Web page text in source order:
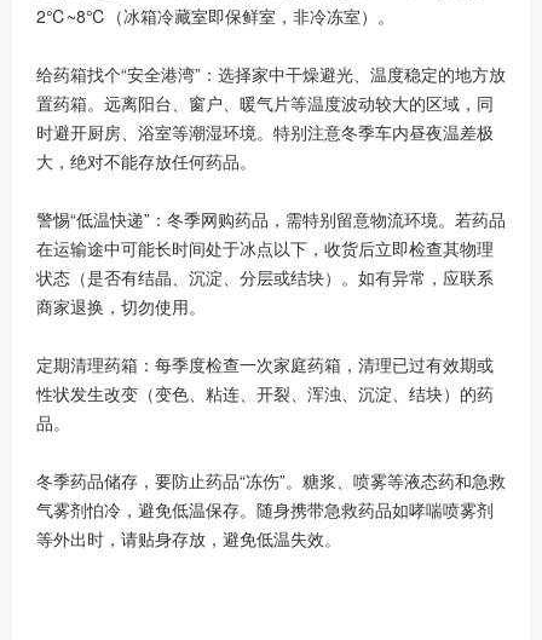
2℃~8℃（冰箱冷藏室即保鲜室，非冷冻室）。
给药箱找个“安全港湾”：选择家中干燥避光、温度稳定的地方放
置药箱。远离阳台、窗户、暖气片等温度波动较大的区域，同
时避开厨房、浴室等潮湿环境。特别注意冬季车内昼夜温差极
大，绝对不能存放任何药品。
警惕“低温快递”：冬季网购药品，需特别留意物流环境。若药品
在运输途中可能长时间处于冰点以下，收货后立即检查其物理
状态（是否有结晶、沉淀、分层或结块）。如有异常，应联系
商家退换，切勿使用。
定期清理药箱：每季度检查一次家庭药箱，清理已过有效期或
性状发生改变（变色、粘连、开裂、浑浊、沉淀、结块）的药
品。
冬季药品储存，要防止药品“冻伤”。糖浆、喷雾等液态药和急救
气雾剂怕冷，避免低温保存。随身携带急救药品如哮喘喷雾剂
等外出时，请贴身存放，避免低温失效。